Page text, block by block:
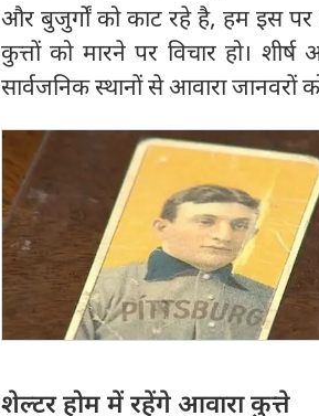
और बुजुर्गों को काट रहे है, हम इस
कुत्तों को मारने पर विचार हो।
सार्वजनिक स्थानों से आवारा जानवरों
शेल्टर होम में रहेंगे आवारा कुत्ते